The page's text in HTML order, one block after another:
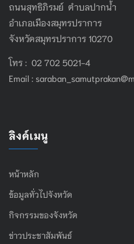
ถนนสุทธิภิรมย์ ตำบลปากน้ำ
อำเภอเมืองสมุทรปราการ
จังหวัดสมุทรปราการ 10270
โทร : 02 702 5021-4
Email :
ลิงค์เมนู
หน้าหลัก
ข้อมูลทั่วไปจังหวัด
กิจกรรมของจังหวัด
ข่าวประชาสัมพันธ์